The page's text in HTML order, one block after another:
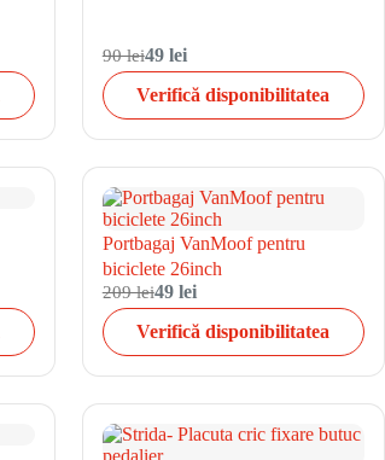
90 lei49 lei
Verifică disponibilitatea
Portbagaj VanMoof pentru
biciclete 26inch
209 lei49 lei
Verifică disponibilitatea